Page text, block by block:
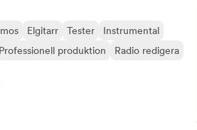
Elgitarr Tester
Instrumental
Professionell produktion
Radio redigera